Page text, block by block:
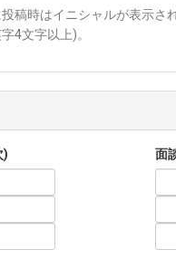
稿時はイニシャルが表示さ
4文字以上)。
) 面